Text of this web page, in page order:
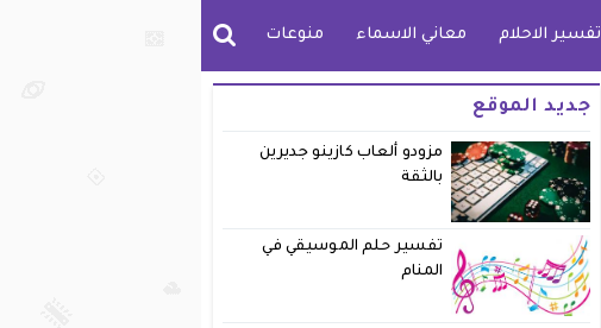
تفسير الاحلام معاني الاسماء منوعات
جديد الموقع
مزودو ألعاب كازينو جديرين
بالثقة
تفسير حلم الموسيقي في
المنام